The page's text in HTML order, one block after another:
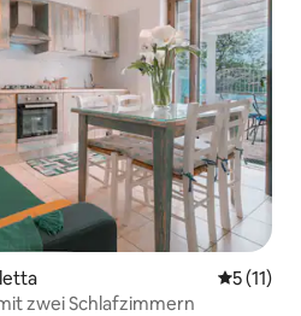
5 (11)
zwei Schlafzimmern